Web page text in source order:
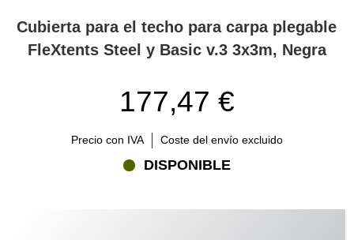
Cubierta para el techo para carpa plegable
FleXtents Steel y Basic v.3 3x3m, Negra
177,47 €
Precio con IVA Coste del envío excluido
DISPONIBLE